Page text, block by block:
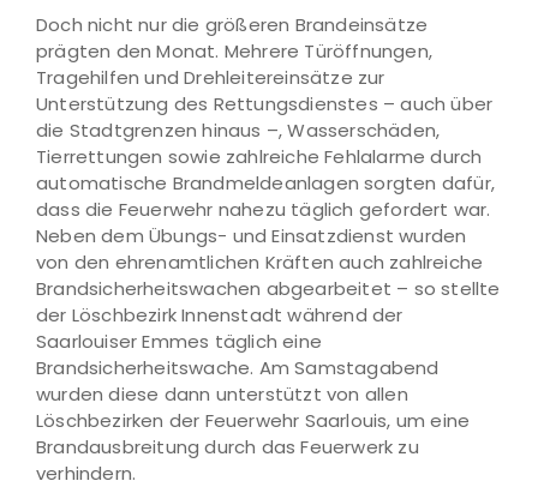
Doch nicht nur die größeren Brandeinsätze
prägten den Monat. Mehrere Türöffnungen,
Tragehilfen und Drehleitereinsätze zur
Unterstützung des Rettungsdienstes – auch über
die Stadtgrenzen hinaus –, Wasserschäden,
Tierrettungen sowie zahlreiche Fehlalarme durch
automatische Brandmeldeanlagen sorgten dafür,
dass die Feuerwehr nahezu täglich gefordert war.
Neben dem Übungs- und Einsatzdienst wurden
von den ehrenamtlichen Kräften auch zahlreiche
Brandsicherheitswachen abgearbeitet – so stellte
der Löschbezirk Innenstadt während der
Saarlouiser Emmes täglich eine
Brandsicherheitswache. Am Samstagabend
wurden diese dann unterstützt von allen
Löschbezirken der Feuerwehr Saarlouis, um eine
Brandausbreitung durch das Feuerwerk zu
verhindern.